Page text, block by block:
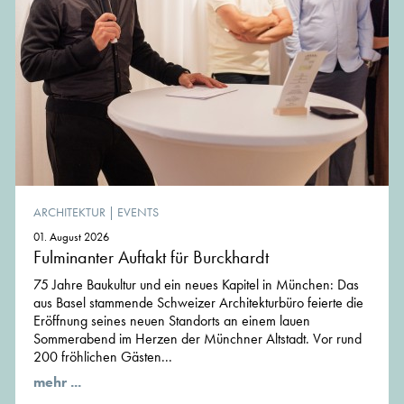
ARCHITEKTUR | EVENTS
01. August 2026
Fulminanter Auftakt für Burckhardt
75 Jahre Baukultur und ein neues Kapitel in München: Das
aus Basel stammende Schweizer Architekturbüro feierte die
Eröffnung seines neuen Standorts an einem lauen
Sommerabend im Herzen der Münchner Altstadt. Vor rund
200 fröhlichen Gästen...
mehr ...